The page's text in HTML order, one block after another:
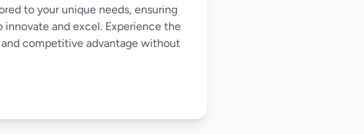
to your unique needs, ensuring
and excel. Experience the
competitive advantage without